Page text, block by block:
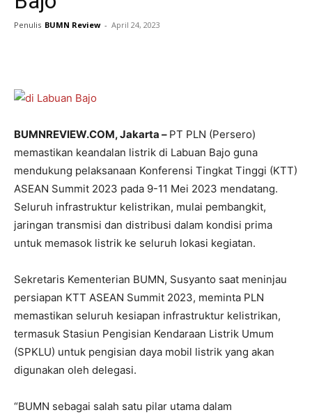
Penulis BUMN Review - April 24, 2023
BUMNREVIEW.COM, Jakarta – PT PLN (Persero)
memastikan keandalan listrik di Labuan Bajo guna
mendukung pelaksanaan Konferensi Tingkat Tinggi (KTT)
ASEAN Summit 2023 pada 9-11 Mei 2023 mendatang.
Seluruh infrastruktur kelistrikan, mulai pembangkit,
jaringan transmisi dan distribusi dalam kondisi prima
untuk memasok listrik ke seluruh lokasi kegiatan.
Sekretaris Kementerian BUMN, Susyanto saat meninjau
persiapan KTT ASEAN Summit 2023, meminta PLN
memastikan seluruh kesiapan infrastruktur kelistrikan,
termasuk Stasiun Pengisian Kendaraan Listrik Umum
(SPKLU) untuk pengisian daya mobil listrik yang akan
digunakan oleh delegasi.
“BUMN sebagai salah satu pilar utama dalam